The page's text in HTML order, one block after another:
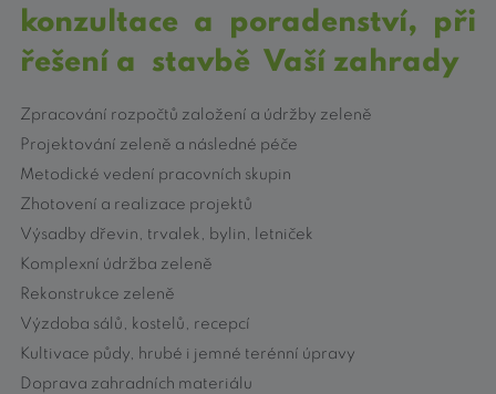
konzultace a poradenství, při
řešení a stavbě Vaší zahrady
Zpracování rozpočtů založení a údržby zeleně
Projektování zeleně a následné péče
Metodické vedení pracovních skupin
Zhotovení a realizace projektů
Výsadby dřevin, trvalek, bylin, letniček
Komplexní údržba zeleně
Rekonstrukce zeleně
Výzdoba sálů, kostelů, recepcí
Kultivace půdy, hrubé i jemné terénní úpravy
Doprava zahradních materiálu